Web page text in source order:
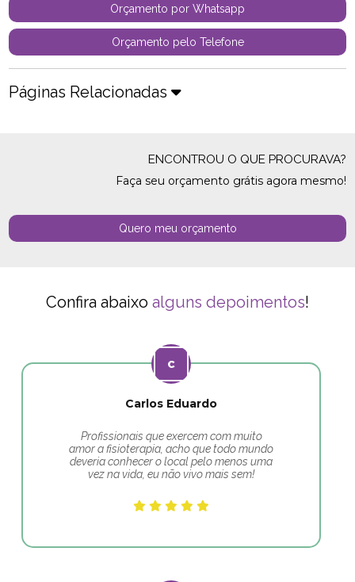
Orçamento por Whatsapp
Orçamento pelo Telefone
Páginas Relacionadas
ENCONTROU O QUE PROCURAVA?
Faça seu orçamento grátis agora mesmo!
Quero meu orçamento
Confira abaixo alguns depoimentos!
Carlos Eduardo
Profissionais que exercem com muito
amor a fisioterapia, acho que todo mundo
deveria conhecer o local pelo menos uma
vez na vida, eu não vivo mais sem!